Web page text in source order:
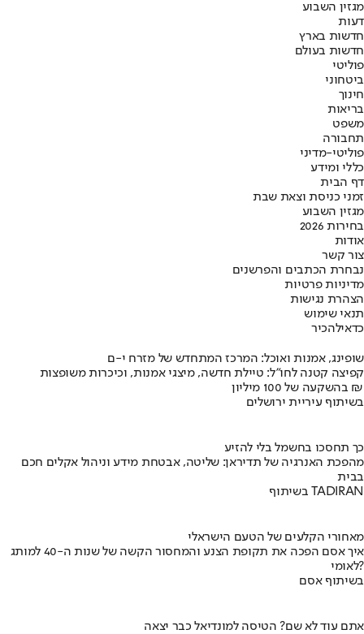
מגזין השבוע
דעות
חדשות בארץ
חדשות בעולם
פוליטי
ביטחוני
חינוך
בריאות
משפט
תחבורה
פוליטי-מדיני
כללי ומידע
דף הבית
זמני כניסת וצאת שבת
מגזין השבוע
בחירות 2026
אודות
צור קשר
נבחרת הכתבים והפרשנים
מדיניות פרטיות
הצהרת נגישות
תנאי שימוש
כדאילהכיר
שופינג, אמנות ואוכל: המרכז המתחדש של מזרח י-ם
קפיצה קטנה לחו"ל: טיילת חדשה, מיצגי אמנות, וכיכרות משופצות
בהשקעה של 100 מיליון ₪
בשיתוף עיריית ירושלים
כך תחסכו בחשמל בלי להזיע
מהפכת האנרגיה של תדיראן: שליטה, אבטחת מידע וניהול אקלים חכם
בבית
בשיתוף TADIRAN
מאחורי הקלעים של הטעם הישראלי
איך אסם הפכה את תקופת הצנע והמחסור הקשה של שנות ה-40 למותג
לאומי?
בשיתוף אסם
אתם עוד לא שם? הטיסה למונדיאל כבר יצאה